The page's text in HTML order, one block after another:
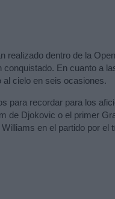
realizado dentro de la
En cuanto a
cielo en seis ocasiones.
para recordar para los
de Djokovic o el primer
en el partido por el